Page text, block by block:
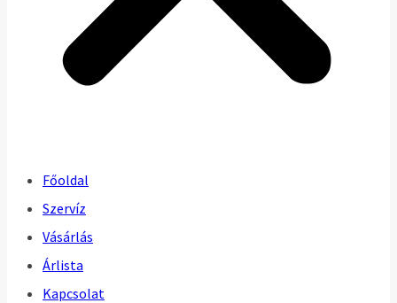
Főoldal
Szervíz
Vásárlás
Árlista
Kapcsolat